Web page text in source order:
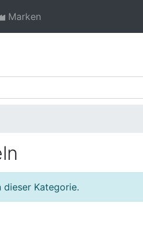
Marken
Kategorie.